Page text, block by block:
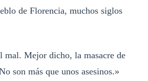
de Florencia, muchos siglos
mal. Mejor dicho, la masacre de
son más que unos asesinos.»